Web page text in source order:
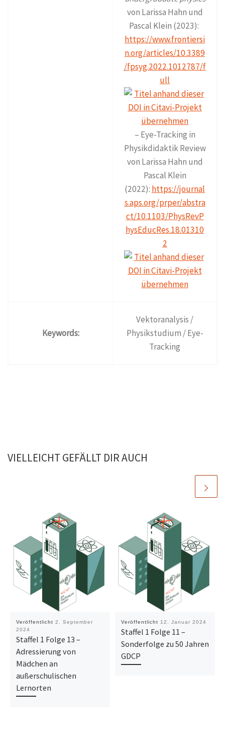
von Larissa Hahn und
Pascal Klein (2023):
https://www.frontiersi
n.org/articles/10.3389
/fpsyg.2022.1012787/f
ull
– Eye-Tracking in
Physikdidaktik Review
von Larissa Hahn und
Pascal Klein
(2022): https://journal
s.aps.org/prper/abstra
ct/10.1103/PhysRevP
hysEducRes.18.01310
2
Keywords:
Vektoranalysis /
Physikstudium / Eye-
Tracking
VIELLEICHT GEFÄLLT DIR AUCH
Veröffentlicht 2. September
2024
Staffel 1 Folge 13 –
Adressierung von
Mädchen an
außerschulischen
Lernorten
Veröffentlicht 12. Januar 2024
Staffel 1 Folge 11 –
Sonderfolge zu 50 Jahren
GDCP